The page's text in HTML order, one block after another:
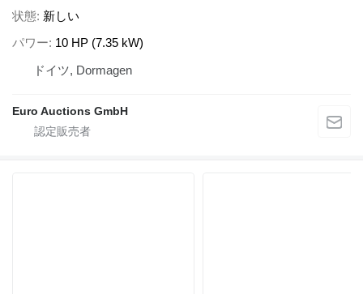
状態 新しい
パワー 10 HP (7.35 kW)
ドイツ, Dormagen
Euro Auctions GmbH